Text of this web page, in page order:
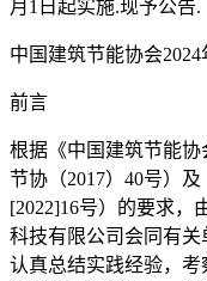
月1日起实施.现予公告.
中国建筑节能协会2024
前言
根据《中国建筑节能
节协（2017）40号）
[2022]16号）的要求，
科技有限公司会同有关
认真总结实践经验，